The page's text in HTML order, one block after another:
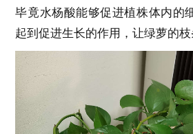
毕竟水杨酸能够促进植株体内的
起到促进生长的作用，让绿萝的枝